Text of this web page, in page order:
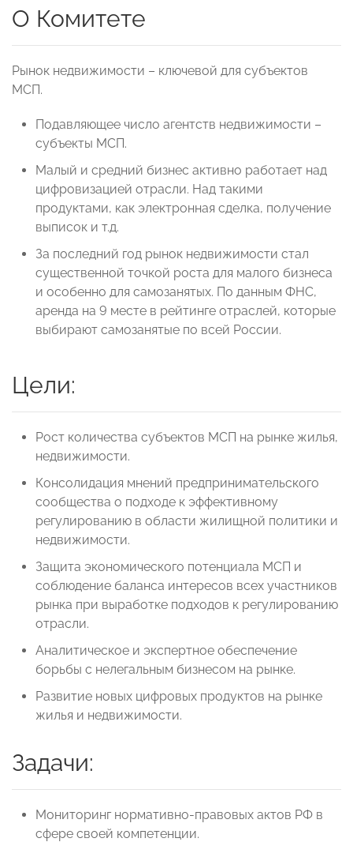
О Комитете
Рынок недвижимости – ключевой для субъектов
МСП.
Подавляющее число агентств недвижимости –
субъекты МСП.
Малый и средний бизнес активно работает над
цифровизацией отрасли. Над такими
продуктами, как электронная сделка, получение
выписок и т.д.
За последний год рынок недвижимости стал
существенной точкой роста для малого бизнеса
и особенно для самозанятых. По данным ФНС,
аренда на 9 месте в рейтинге отраслей, которые
выбирают самозанятые по всей России.
Цели:
Рост количества субъектов МСП на рынке жилья,
недвижимости.
Консолидация мнений предпринимательского
сообщества о подходе к эффективному
регулированию в области жилищной политики и
недвижимости.
Защита экономического потенциала МСП и
соблюдение баланса интересов всех участников
рынка при выработке подходов к регулированию
отрасли.
Аналитическое и экспертное обеспечение
борьбы с нелегальным бизнесом на рынке.
Развитие новых цифровых продуктов на рынке
жилья и недвижимости.
Задачи:
Мониторинг нормативно-правовых актов РФ в
сфере своей компетенции.